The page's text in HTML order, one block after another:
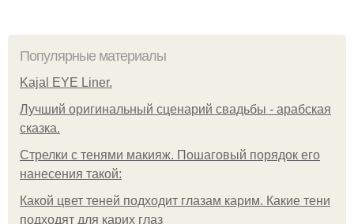
Популярные материалы
Kajal EYE Liner.
Лучший оригинальный сценарий свадьбы - арабская
сказка.
Стрелки с тенями макияж. Пошаговый порядок его
нанесения такой:
Какой цвет теней подходит глазам карим. Какие тени
подходят для карих глаз